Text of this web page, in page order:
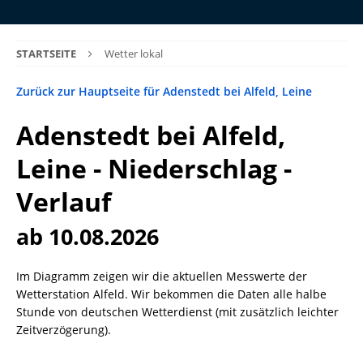
STARTSEITE Wetter lokal
Zurück zur Hauptseite für Adenstedt bei Alfeld, Leine
Adenstedt bei Alfeld,
Leine - Niederschlag -
Verlauf
ab 10.08.2026
Im Diagramm zeigen wir die aktuellen Messwerte der
Wetterstation Alfeld. Wir bekommen die Daten alle halbe
Stunde von deutschen Wetterdienst (mit zusätzlich leichter
Zeitverzögerung).